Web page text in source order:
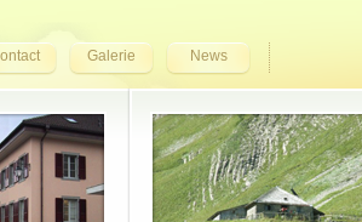
Galerie News